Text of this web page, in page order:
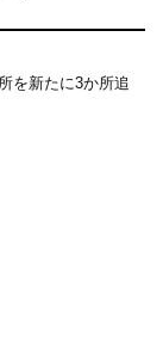
を新たに3か所追